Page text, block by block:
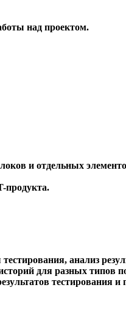
над проектом.
и отдельных
продукта.
анализ
для разных типов
тестирования и